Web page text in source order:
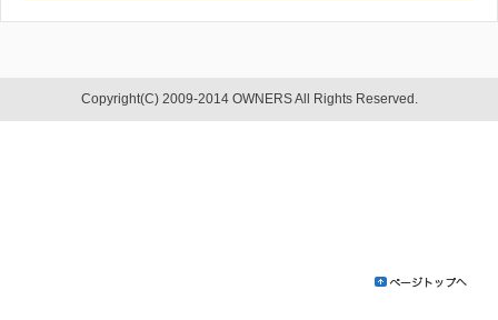
Copyright(C) 2009-2014 OWNERS All Rights Reserved.